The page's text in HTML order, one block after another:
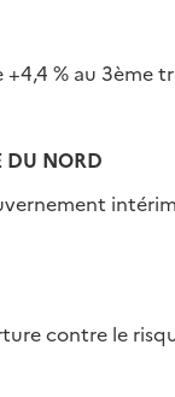
% au 3ème
DU NORD
contre le